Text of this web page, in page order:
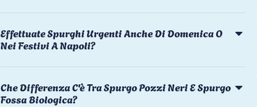
Effettuate Spurghi Urgenti Anche Di Domenica O
Nei Festivi A Napoli?
Che Differenza C'è Tra Spurgo Pozzi Neri E Spurgo
Fossa Biologica?